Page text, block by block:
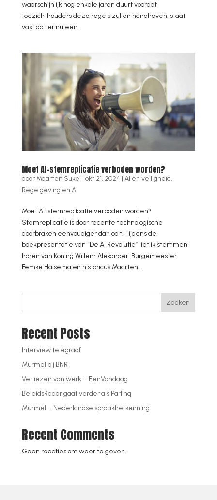
waarschijnlijk nog enkele jaren duurt voordat
toezichthouders deze regels zullen handhaven, staat
vast dat er nu een...
Moet AI-stemreplicatie verboden worden?
door Maarten Sukel | okt 21, 2024 | AI en veiligheid,
Regelgeving en AI
Moet AI-stemreplicatie verboden worden?
Stemreplicatie is door recente technologische
doorbraken eenvoudiger dan ooit. Tijdens de
boekpresentatie van “De AI Revolutie” liet ik stemmen
horen van Koning Willem Alexander, Burgemeester
Femke Halsema en historicus Maarten...
Zoeken
Recent Posts
Interview telegraaf
Murmel bij BNR
Verliezen van werk – EenVandaag
BeleidsRadar gaat verder als Parlinq
Murmel – Nederlandse spraakherkenning
Recent Comments
Geen reacties om weer te geven.